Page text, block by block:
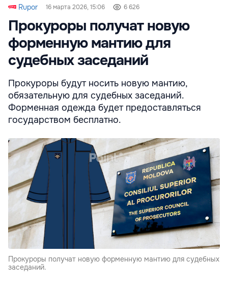
Rupor 16 марта 2026, 15:06 6 626
Прокуроры получат новую
форменную мантию для
судебных заседаний
Прокуроры будут носить новую мантию,
обязательную для судебных заседаний.
Форменная одежда будет предоставляться
государством бесплатно.
Прокуроры получат новую форменную мантию для судебных
заседаний.